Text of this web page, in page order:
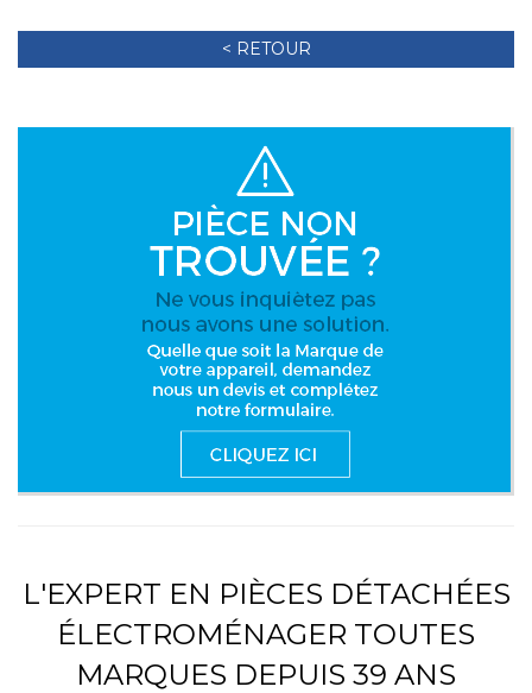
< RETOUR
L'EXPERT EN PIÈCES DÉTACHÉES
ÉLECTROMÉNAGER TOUTES
MARQUES DEPUIS 39 ANS